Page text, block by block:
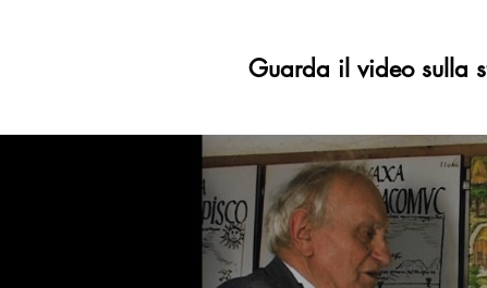
Guarda il video sulla